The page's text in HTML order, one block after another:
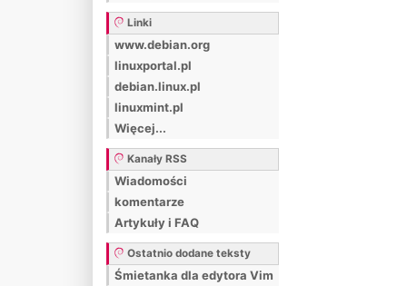
Linki
www.debian.org
linuxportal.pl
debian.linux.pl
linuxmint.pl
Więcej...
Kanały RSS
Wiadomości
komentarze
Artykuły i FAQ
Ostatnio dodane teksty
Śmietanka dla edytora Vim